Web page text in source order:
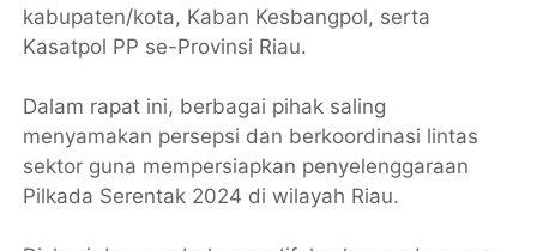
kabupaten/kota, Kaban Kesbangpol, serta
Kasatpol PP se-Provinsi Riau.
Dalam rapat ini, berbagai pihak saling
menyamakan persepsi dan berkoordinasi lintas
sektor guna mempersiapkan penyelenggaraan
Pilkada Serentak 2024 di wilayah Riau.